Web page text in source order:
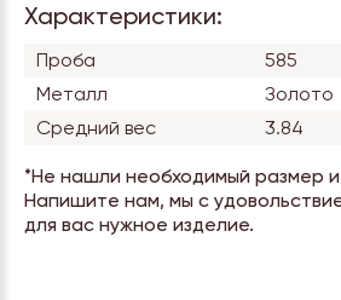
Характеристики:
Проба
585
Металл
Золото
Средний вес
3.84
*Не нашли необходимый размер
Напишите нам, мы с
для вас нужное изделие.